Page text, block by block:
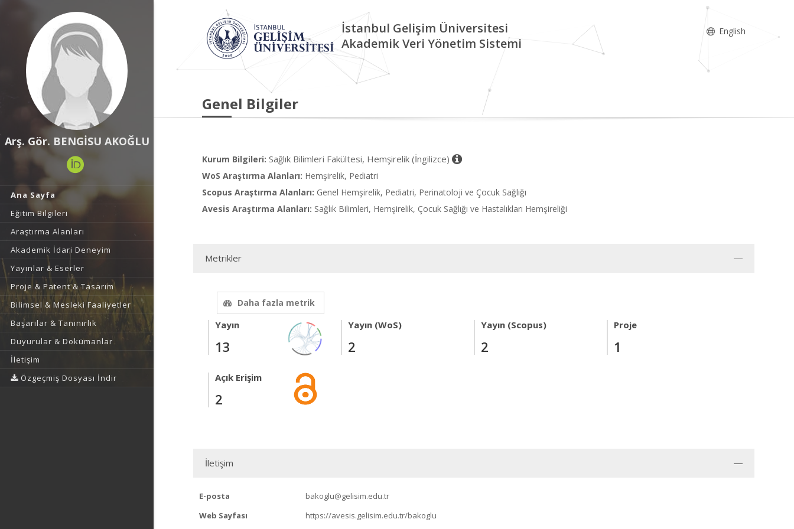
Arş. Gör. BENGİSU AKOĞLU
Ana Sayfa
Eğitim Bilgileri
Araştırma Alanları
Akademik İdari Deneyim
Yayınlar & Eserler
Proje & Patent & Tasarım
Bilimsel & Mesleki Faaliyetler
Başarılar & Tanınırlık
Duyurular & Dokümanlar
İletişim
Özgeçmiş Dosyası İndir
İstanbul Gelişim Üniversitesi
Akademik Veri Yönetim Sistemi
English
Genel Bilgiler
Kurum Bilgileri: Sağlık Bilimleri Fakültesi, Hemşirelik (İngilizce)
WoS Araştırma Alanları: Hemşirelik, Pediatri
Scopus Araştırma Alanları: Genel Hemşirelik, Pediatri, Perinatoloji ve Çocuk Sağlığı
Avesis Araştırma Alanları: Sağlık Bilimleri, Hemşirelik, Çocuk Sağlığı ve Hastalıkları Hemşireliği
Metrikler
Daha fazla metrik
Yayın
13
Yayın (WoS)
2
Yayın (Scopus)
2
Proje
1
Açık Erişim
2
İletişim
E-posta
bakoglu@gelisim.edu.tr
Web Sayfası
https://avesis.gelisim.edu.tr/bakoglu